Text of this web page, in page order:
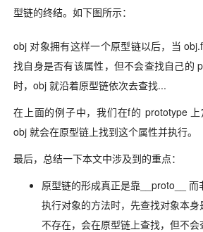
型链的终结。如下图所示：
obj 对象拥有这样一个原型链以后，当
找自身是否有该属性，但不会查找自己的
时，obj 就沿着原型链依次去查找...
在上面的例子中，我们在f的 prototype
obj 就会在原型链上找到这个属性并执行。
最后，总结一下本文中涉及到的重点：
原型链的形成真正是靠__proto__
执行对象的方法时，先查找对象本
不存在，会在原型链上查找，但不会